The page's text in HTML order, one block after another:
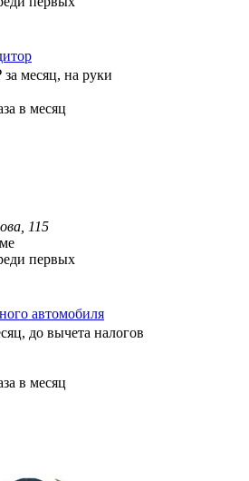
за месяц, на руки
в месяц
115
первых
автомобиля
до вычета налогов
в месяц